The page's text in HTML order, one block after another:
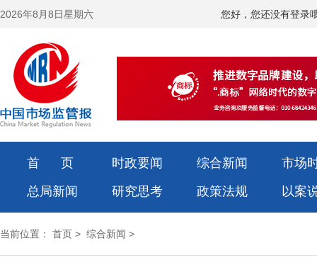
2026年8月8日星期六 您好，您还没有登录
首 页 时政要闻 综合新闻
市场
总局新闻
研究思考 政策法规 以案
当前位置： 首页 > 综合新闻 >